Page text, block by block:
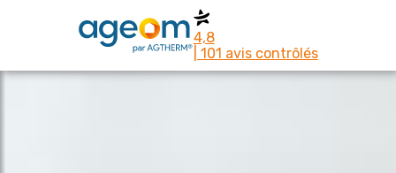
4,8
| 101 avis contrôlés